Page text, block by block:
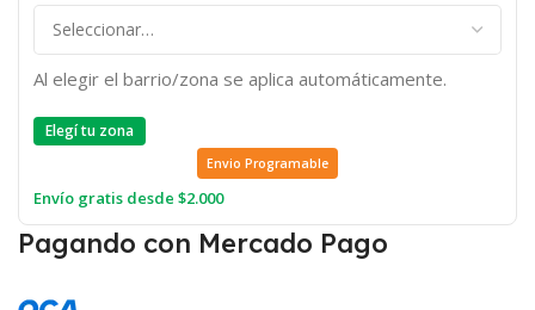
Al elegir el barrio/zona se aplica automáticamente.
Elegí tu zona
Envio Programable
Envío gratis desde $2.000
Pagando con Mercado Pago